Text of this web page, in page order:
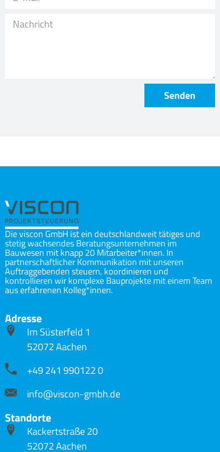
Senden
Die viscon GmbH ist ein deutschlandweit tätiges und
stetig wachsendes Beratungsunternehmen im
Bauwesen mit knapp 20 Mitarbeiter*innen. In
partnerschaftlicher Kommunikation mit unseren
Auftraggebenden steuern, koordinieren und
kontrollieren wir komplexe Bauprojekte mit einem Team
aus erfahrenen Kolleg*innen.
Adresse
Im Süsterfeld 1
52072 Aachen
+49 241 990122 0
info@viscon-gmbh.de
Standorte
Kackertstraße 20
52072 Aachen